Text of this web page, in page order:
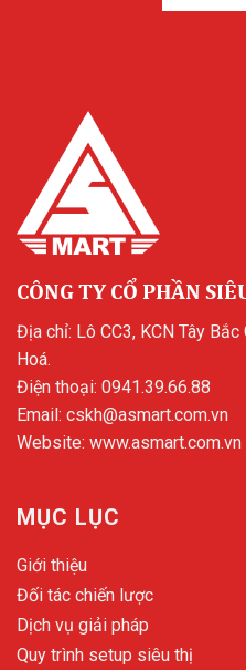
CÔNG TY CỔ PHẦN
Địa chỉ: Lô CC3, KCN Tây Bắc
Hoá.
Điện thoại: 0941.39.66.88
Email: cskh@asmart.com.vn
Website: www.asmart.com.vn
MỤC LỤC
Giới thiệu
Đối tác chiến lược
Dịch vụ giải pháp
Quy trình setup siêu thị